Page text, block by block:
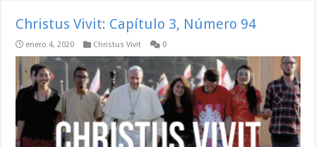
Christus Vivit: Capítulo 3, Número 94
enero 4, 2020 Christus Vivit 0